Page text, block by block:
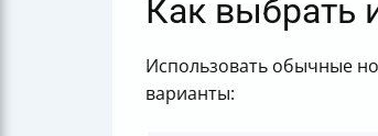
Как выбрать
Использовать обычные
варианты: